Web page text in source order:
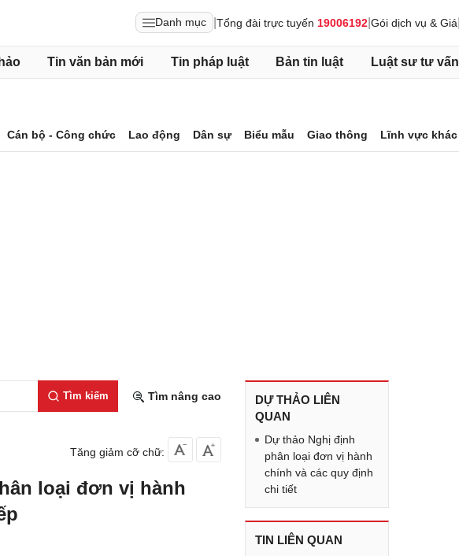
Danh mục Tổng đài trực tuyến 19006192 Gói dịch vụ & Giá
Tin văn bản mới Tin pháp luật Bản tin luật Luật sư tư vấn
Cán bộ - Công chức Lao động Dân sự Biểu mẫu Giao thông Lĩnh vực khác
Tìm kiếm Tìm nâng cao
Tăng giảm cỡ chữ:
loại đơn vị hành
DỰ THẢO LIÊN
QUAN
Dự thảo Nghị định
phân loại đơn vị hành
chính và các quy định
chi tiết
TIN LIÊN QUAN